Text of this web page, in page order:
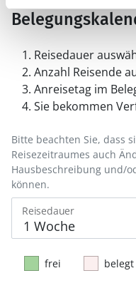
Reisedauer
Anzahl Reisende
Anreisetag im
Sie bekommen
Reisedauer
Bitte beachten Sie, dass
Reisezeitraumes auch
Hausbeschreibung und/
können.
frei belegt